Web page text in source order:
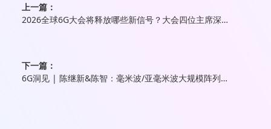
上一篇：
2026全球6G大会将释放哪些新信号？大会四位主席深度解读
下一篇：
6G洞见 | 陈继新&陈智：毫米波/亚毫米波大规模阵列技术已成为6G高频通信的核心支撑